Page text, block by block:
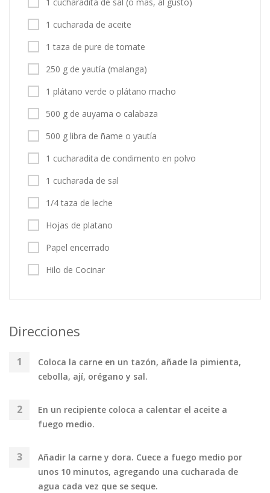
1 cucharadita de sal (o más, al gusto)
1 cucharada de aceite
1 taza de pure de tomate
250 g de yautía (malanga)
1 plátano verde o plátano macho
500 g de auyama o calabaza
500 g libra de ñame o yautía
1 cucharadita de condimento en polvo
1 cucharada de sal
1/4 taza de leche
Hojas de platano
Papel encerrado
Hilo de Cocinar
Direcciones
Coloca la carne en un tazón, añade la pimienta,
cebolla, ají, orégano y sal.
En un recipiente coloca a calentar el aceite a
fuego medio.
Añadir la carne y dora. Cuece a fuego medio por
unos 10 minutos, agregando una cucharada de
agua cada vez que se seque.